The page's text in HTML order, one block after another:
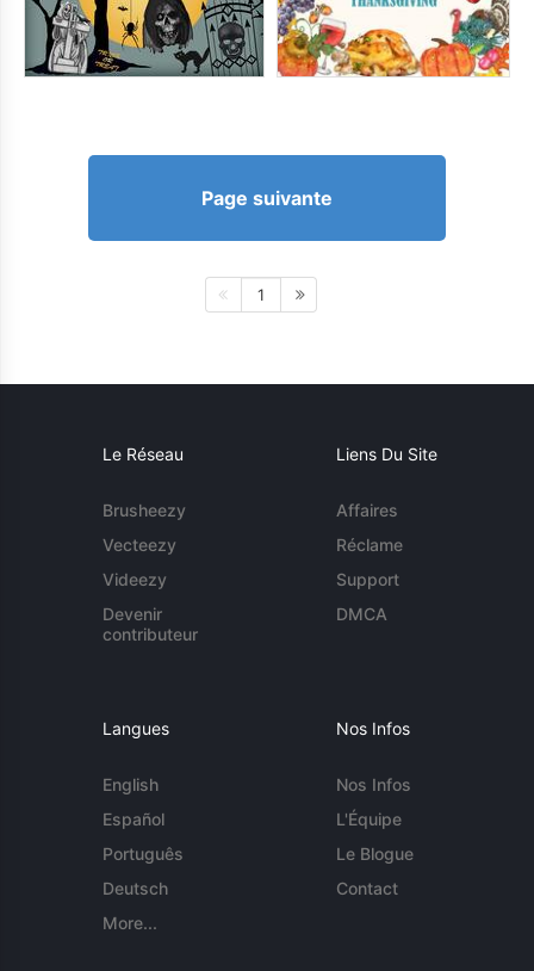
Page suivante
1
Le Réseau
Brusheezy
Vecteezy
Videezy
Devenir
contributeur
Liens Du Site
Affaires
Réclame
Support
DMCA
Langues
English
Español
Português
Deutsch
More...
Nos Infos
Nos Infos
L'Équipe
Le Blogue
Contact